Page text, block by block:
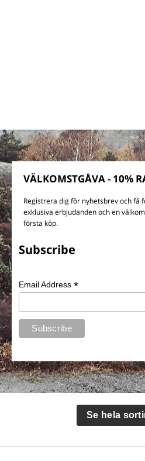
VÄLKOMSTGÅVA - 10%
Registrera dig för nyhetsbrev och få
exklusiva erbjudanden och en
första köp.
Subscribe
Email Address*
Se hela